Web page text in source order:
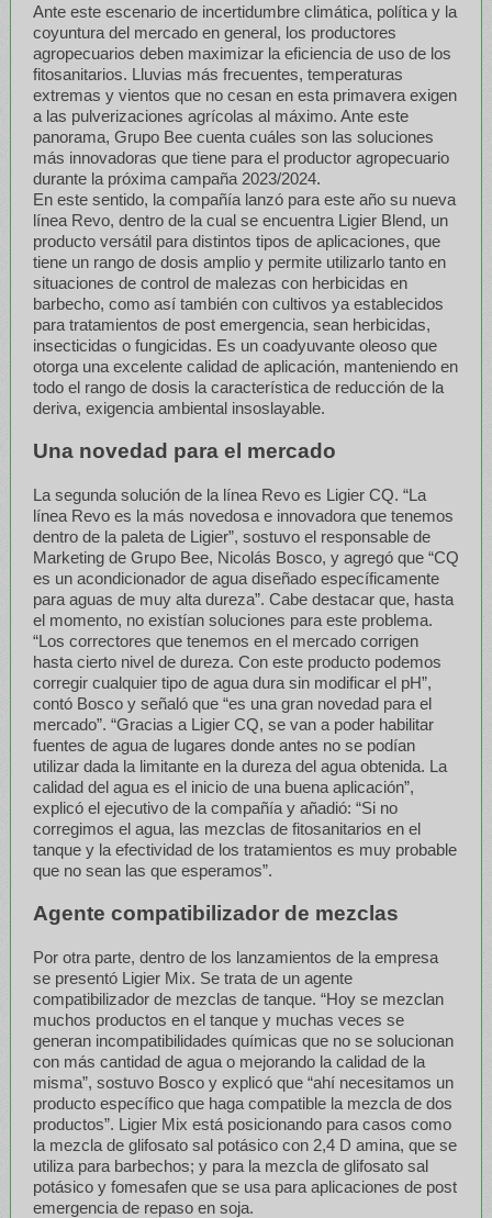
Ante este escenario de incertidumbre climática, política y la
coyuntura del mercado en general, los productores
agropecuarios deben maximizar la eficiencia de uso de los
fitosanitarios. Lluvias más frecuentes, temperaturas
extremas y vientos que no cesan en esta primavera exigen
a las pulverizaciones agrícolas al máximo. Ante este
panorama, Grupo Bee cuenta cuáles son las soluciones
más innovadoras que tiene para el productor agropecuario
durante la próxima campaña 2023/2024.
En este sentido, la compañía lanzó para este año su nueva
línea Revo, dentro de la cual se encuentra Ligier Blend, un
producto versátil para distintos tipos de aplicaciones, que
tiene un rango de dosis amplio y permite utilizarlo tanto en
situaciones de control de malezas con herbicidas en
barbecho, como así también con cultivos ya establecidos
para tratamientos de post emergencia, sean herbicidas,
insecticidas o fungicidas. Es un coadyuvante oleoso que
otorga una excelente calidad de aplicación, manteniendo en
todo el rango de dosis la característica de reducción de la
deriva, exigencia ambiental insoslayable.
Una novedad para el mercado
La segunda solución de la línea Revo es Ligier CQ. “La
línea Revo es la más novedosa e innovadora que tenemos
dentro de la paleta de Ligier”, sostuvo el responsable de
Marketing de Grupo Bee, Nicolás Bosco, y agregó que “CQ
es un acondicionador de agua diseñado específicamente
para aguas de muy alta dureza”. Cabe destacar que, hasta
el momento, no existían soluciones para este problema.
“Los correctores que tenemos en el mercado corrigen
hasta cierto nivel de dureza. Con este producto podemos
corregir cualquier tipo de agua dura sin modificar el pH”,
contó Bosco y señaló que “es una gran novedad para el
mercado”. “Gracias a Ligier CQ, se van a poder habilitar
fuentes de agua de lugares donde antes no se podían
utilizar dada la limitante en la dureza del agua obtenida. La
calidad del agua es el inicio de una buena aplicación”,
explicó el ejecutivo de la compañía y añadió: “Si no
corregimos el agua, las mezclas de fitosanitarios en el
tanque y la efectividad de los tratamientos es muy probable
que no sean las que esperamos”.
Agente compatibilizador de mezclas
Por otra parte, dentro de los lanzamientos de la empresa
se presentó Ligier Mix. Se trata de un agente
compatibilizador de mezclas de tanque. “Hoy se mezclan
muchos productos en el tanque y muchas veces se
generan incompatibilidades químicas que no se solucionan
con más cantidad de agua o mejorando la calidad de la
misma”, sostuvo Bosco y explicó que “ahí necesitamos un
producto específico que haga compatible la mezcla de dos
productos”. Ligier Mix está posicionando para casos como
la mezcla de glifosato sal potásico con 2,4 D amina, que se
utiliza para barbechos; y para la mezcla de glifosato sal
potásico y fomesafen que se usa para aplicaciones de post
emergencia de repaso en soja.